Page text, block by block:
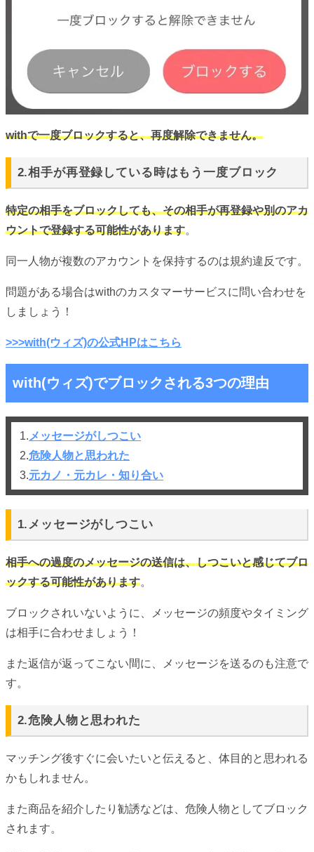
withで一度ブロックすると、再度解除できません。
2.相手が再登録している時はもう一度ブロック
特定の相手をブロックしても、その相手が再登録や別のアカ
ウントで登録する可能性があります。
同一人物が複数のアカウントを保持するのは規約違反です。
問題がある場合はwithのカスタマーサービスに問い合わせを
しましょう！
>>>with(ウィズ)の公式HPはこちら
with(ウィズ)でブロックされる3つの理由
1.メッセージがしつこい
2.危険人物と思われた
3.元カノ・元カレ・知り合い
1.メッセージがしつこい
相手への過度のメッセージの送信は、しつこいと感じてブロ
ックする可能性があります。
ブロックされいないように、メッセージの頻度やタイミング
は相手に合わせましょう！
また返信が返ってこない間に、メッセージを送るのも注意で
す。
2.危険人物と思われた
マッチング後すぐに会いたいと伝えると、体目的と思われる
かもしれません。
また商品を紹介したり勧誘などは、危険人物としてブロック
されます。